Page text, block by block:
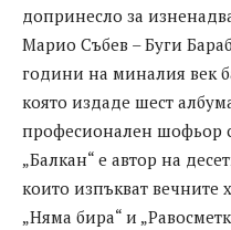
допринесло за
Марио Събев – Буги
години на миналия век
която издаде шест
професионален шофьор
„Балкан“ е автор на
които изпъкват вечните
„Няма бира“ и